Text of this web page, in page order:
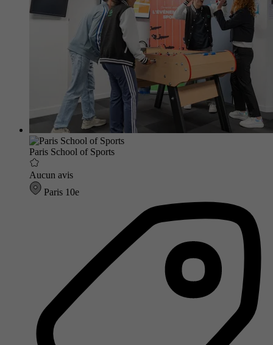
Paris School of Sports
Aucun avis
Paris 10e